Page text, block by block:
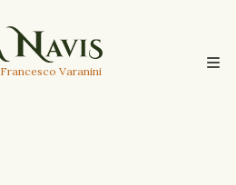
Francesco Varanini